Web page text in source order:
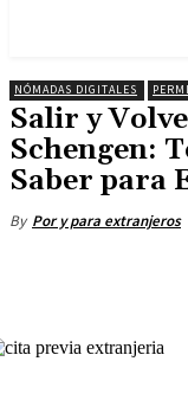
NÓMADAS DIGITALES
Salir y
Schengen:
Saber para
By Por y para extranjeros